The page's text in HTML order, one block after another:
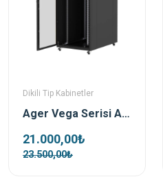
Dikili Tip Kabinetler
Ager Vega Serisi AG-VB36U8010S1-BAAA-A-M1 36U 800x1000 mm Dikili Tip Kabinet
21.000,00₺
23.500,00₺